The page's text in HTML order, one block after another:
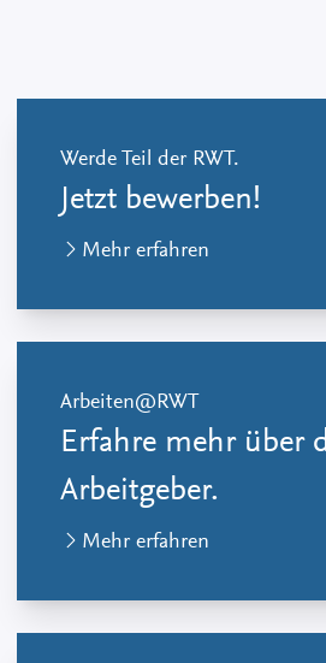
Werde Teil der RWT.
Jetzt bewerben!
Mehr erfahren
Arbeiten@RWT
Erfahre mehr über
Arbeitgeber.
Mehr erfahren